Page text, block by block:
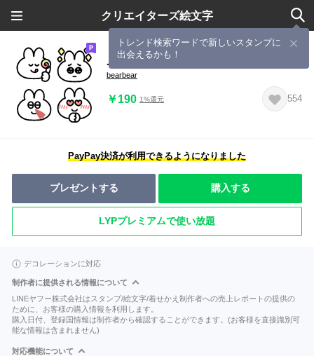
クリエイターズ絵文字
トレンド検索ワードで新しいスタンプに
出会えるかも！
見やすいうさこ11
bearbear
￥190 1%還元 554
PayPay決済が利用できるようになりました
プレゼントする 購入する
LYPプレミアムで使い放題
デコレーションに対応
制作者に提供される情報について
LINEヤフー株式会社はスタンプ/絵文字/着せかえ制作者への売上レポートの提供の
ために、お客様の購入情報を利用します。
購入日付、登録国情報は制作者から確認することができます。(お客様を直接識別可
能な情報は含まれません)
対応機能について